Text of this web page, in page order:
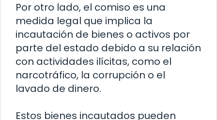
Por otro lado, el comiso es una
medida legal que implica la
incautación de bienes o activos por
parte del estado debido a su relación
con actividades ilícitas, como el
narcotráfico, la corrupción o el
lavado de dinero.
Estos bienes incautados pueden